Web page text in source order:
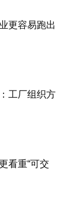
更容易跑出
工厂组织方
看重“可交